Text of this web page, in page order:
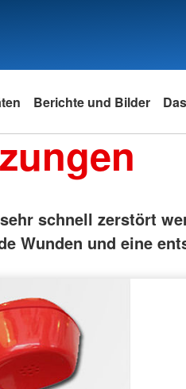
Berichte und Bilder
schnell zerstört
Wunden und eine